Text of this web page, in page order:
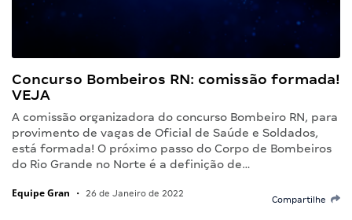
Concurso Bombeiros RN: comissão formada!
VEJA
A comissão organizadora do concurso Bombeiro RN, para
provimento de vagas de Oficial de Saúde e Soldados,
está formada! O próximo passo do Corpo de Bombeiros
do Rio Grande no Norte é a definição de…
Equipe Gran • 26 de Janeiro de 2022
Compartilhe